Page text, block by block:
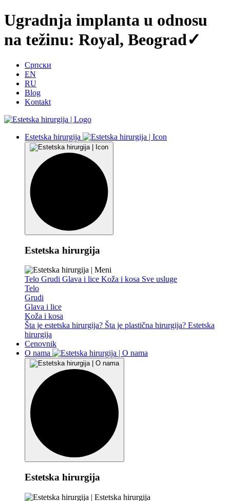
Ugradnja implanta u odnosu
na težinu: Royal, Beograd✓
Српски
EN
RU
Blog
Kontakt
Estetska hirurgija
Estetska hirurgija
Telo Grudi Glava i lice Koža i kosa Sve usluge
Telo
Grudi
Glava i lice
Koža i kosa
Šta je estetska hirurgija? Šta je plastična hirurgija? Estetska
hirurgija
Cenovnik
O nama
Estetska hirurgija